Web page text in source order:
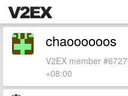
chaoooooos
V2EX member
+08:00